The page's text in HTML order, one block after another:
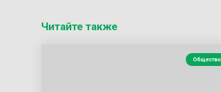
Читайте также
Общество